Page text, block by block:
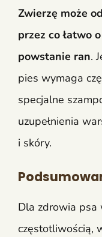
Zwierzę może
przez co łatwo
powstanie ran.
pies wymaga
specjalne
uzupełnienia
i skóry.
Dla zdrowia psa
częstotliwością,